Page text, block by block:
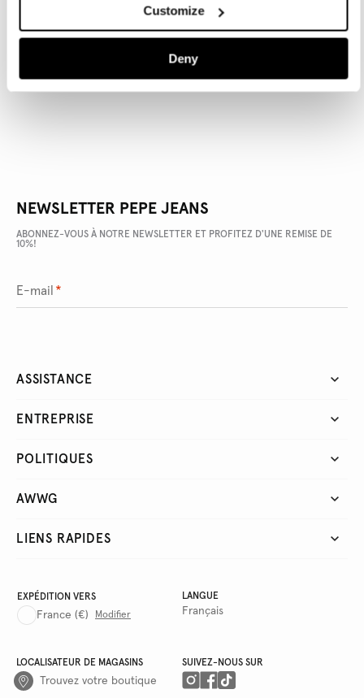
Customize
Deny
DÉTAILS DU PRODUIT
NEWSLETTER PEPE JEANS
ABONNEZ-VOUS À NOTRE NEWSLETTER ET PROFITEZ D'UNE REMISE DE
10%!
E-mail *
ASSISTANCE
ENTREPRISE
POLITIQUES
AWWG
LIENS RAPIDES
EXPÉDITION VERS
France (€) Modifier
LANGUE
Français
LOCALISATEUR DE MAGASINS
Trouvez votre boutique
SUIVEZ-NOUS SUR